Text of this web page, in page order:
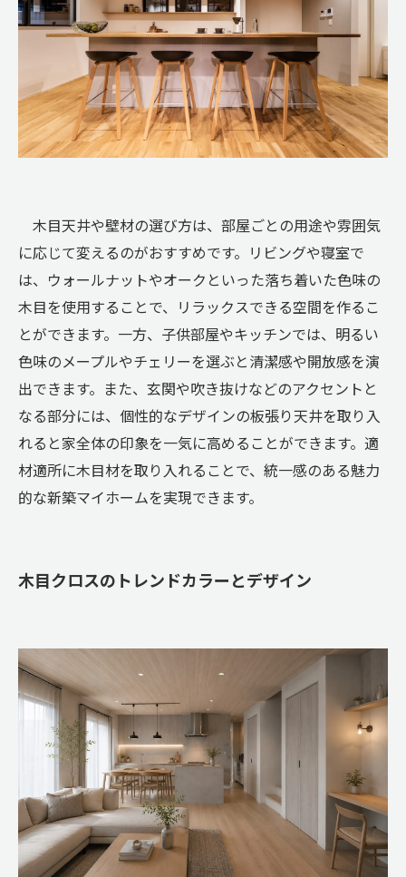
木目天井や壁材の選び方は、部屋ごとの用途や雰囲気
に応じて変えるのがおすすめです。リビングや寝室で
は、ウォールナットやオークといった落ち着いた色味の
木目を使用することで、リラックスできる空間を作るこ
とができます。一方、子供部屋やキッチンでは、明るい
色味のメープルやチェリーを選ぶと清潔感や開放感を演
出できます。また、玄関や吹き抜けなどのアクセントと
なる部分には、個性的なデザインの板張り天井を取り入
れると家全体の印象を一気に高めることができます。適
材適所に木目材を取り入れることで、統一感のある魅力
的な新築マイホームを実現できます。
木目クロスのトレンドカラーとデザイン